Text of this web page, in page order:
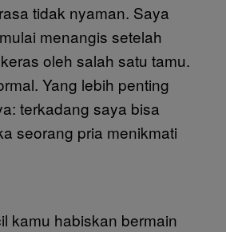
tidak nyaman. Saya
menangis setelah
oleh salah satu tamu.
Yang lebih penting
terkadang saya bisa
seorang pria menikmati
kamu habiskan bermain